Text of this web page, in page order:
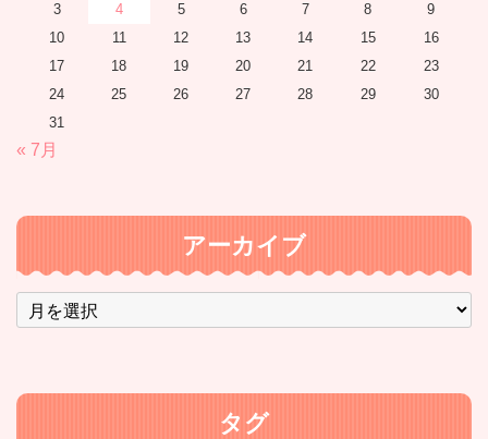
3
4 5 6 7 8
9
10
11 12 13 14 15
16
17
18 19 20 21 22
23
24
25 26 27 28 29
30
31
« 7月
アーカイブ
ア
ー
ブ
タグ